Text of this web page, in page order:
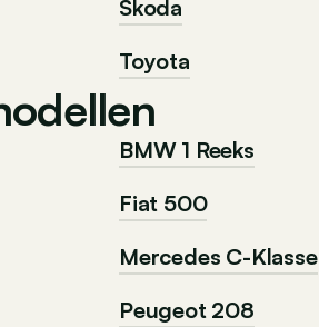
Škoda
Toyota
BMW 1 Reeks
Fiat 500
Mercedes C-Klasse
Peugeot 208